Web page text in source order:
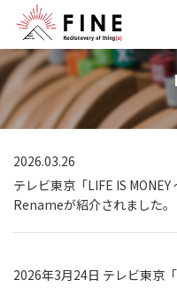
2026.03.26
テレビ東京「LIFE IS
Renameが紹介されました。
2026年3月24日 テレビ東京